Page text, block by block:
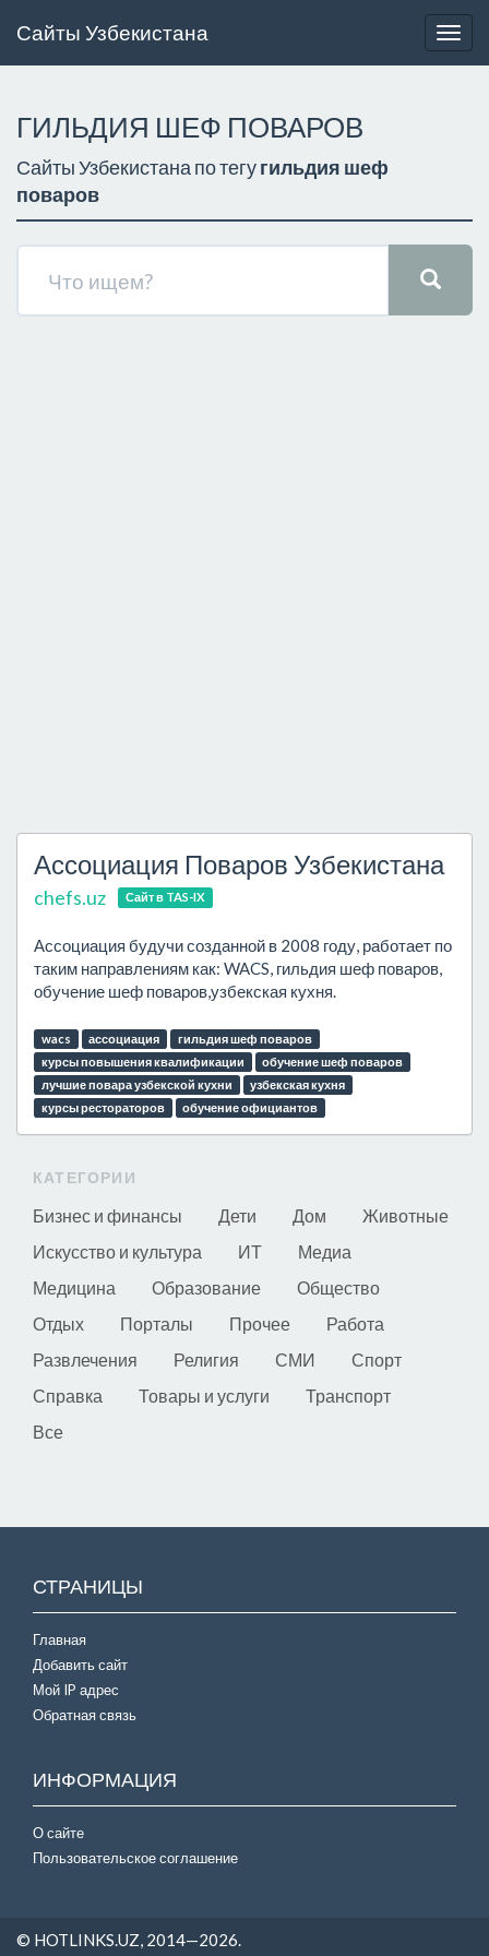
Сайты Узбекистана
ГИЛЬДИЯ ШЕФ ПОВАРОВ
Сайты Узбекистана по тегугильдия шеф
поваров
Ассоциация Поваров Узбекистана
chefs.uz Сайт в TAS-IX
Ассоциация будучи созданной в 2008 году, работает по
таким направлениям как: WACS, гильдия шеф поваров,
обучение шеф поваров,узбекская кухня.
wacs ассоциация
гильдия шеф поваров
курсы повышения квалификации
обучение шеф поваров
лучшие повара узбекской кухни
узбекская кухня
курсы рестораторов
обучение официантов
КАТЕГОРИИ
Бизнес и финансы Дети Дом
Животные
Искусство и культура
ИТ
Медиа
Медицина
Образование
Общество
Отдых
Порталы Прочее
Работа
Развлечения
Религия СМИ
Спорт
Справка
Товары и услуги
Транспорт
Все
СТРАНИЦЫ
Главная
Добавить сайт
Мой IP адрес
Обратная связь
ИНФОРМАЦИЯ
О сайте
Пользовательское соглашение
© HOTLINKS.UZ, 2014—2026.